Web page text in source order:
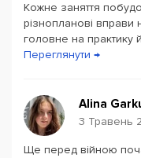
Кожне заняття
різнопланові вправи
головне на практику й
Переглянути →
Alina
3 Травень
Ще перед війною